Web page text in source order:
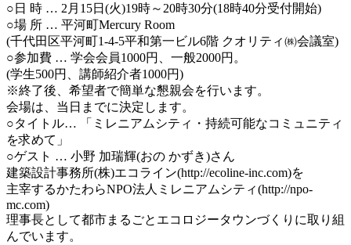
○日 時 … 2月15日(火)19時～20時30分(18時40分受付開始)
○場 所 … 平河町Mercury Room
(千代田区平河町1-4-5平和第一ビル6階 クオリティ㈱会議室)
○参加費 … 学会会員1000円、一般2000円。
(学生500円、講師紹介者1000円)
※終了後、希望者で簡単な懇親会を行います。
会場は、当日までに決定します。
○タイトル… 「ミレニアムシティ・持続可能なコミュニティ
を求めて」
○ゲスト … 小野 加瑞輝(おの かずき)さん
建築設計事務所(株)エコライン(http://ecoline-inc.com)を
主宰するかたわらNPO法人ミレニアムシティ(http://npo-
mc.com)
理事長として都市まるごとエコロジータウンづくりに取り組
んでいます。